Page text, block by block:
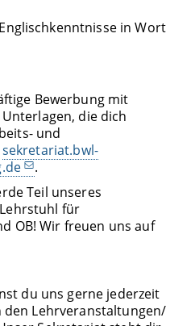
in Wort
Bewerbung mit
die dich
und
sekretariat.bwl-
.
Teil unseres
für
OB! Wir freuen uns auf
du uns gerne jederzeit
den Lehrveranstaltungen/